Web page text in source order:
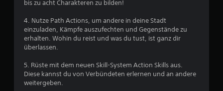
v
i
g
i
r
e
n
bis zu acht Charakteren zu bilden!
4. Nutze Path Actions, um andere in deine Stadt
einzuladen, Kämpfe auszufechten und Gegenstände zu
erhalten. Wohin du reist und was du tust, ist ganz dir
überlassen.
5. Rüste mit dem neuen Skill-System Action Skills aus.
Diese kannst du von Verbündeten erlernen und an andere
weitergeben.